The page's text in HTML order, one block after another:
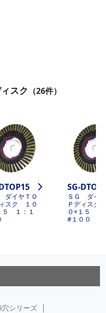
スク （26件）
ダイヤＴＯ
スク １０
５ １：１
SG-
ＳＧ ダイ
Ｐディスク
０×１５
#１００
穴シリーズ